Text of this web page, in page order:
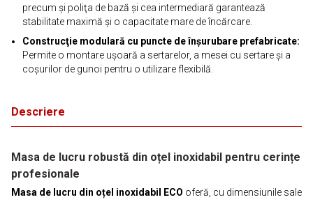
precum şi poliţa de bază şi cea intermediară garantează
stabilitate maximă şi o capacitate mare de încărcare.
Construcţie modulară cu puncte de înşurubare prefabricate:
Permite o montare uşoară a sertarelor, a mesei cu sertare şi a
coşurilor de gunoi pentru o utilizare flexibilă.
Descriere
Masa de lucru robustă din oțel inoxidabil pentru cerințe
profesionale
Masa de lucru din oțel inoxidabil ECO oferă, cu dimensiunile sale